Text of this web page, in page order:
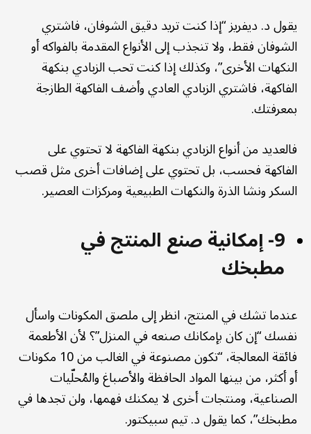
يقول د. ديفريز “إذا كنت تريد دقيق الشوفان، فاشتري
الشوفان فقط، ولا تنجذب إلى الأنواع المقدمة بالفواكه أو
النكهات الأخرى”، وكذلك إذا كنت تحب الزبادي بنكهة
الفاكهة، فاشتري الزبادي العادي وأضف الفاكهة الطازجة
بمعرفتك.
فالعديد من أنواع الزبادي بنكهة الفاكهة لا تحتوي على
الفاكهة فحسب، بل تحتوي على إضافات أخرى مثل قصب
السكر ونشا الذرة والنكهات الطبيعية ومركزات العصير.
9- إمكانية صنع المنتج في
مطبخك
عندما تشك في المنتج، انظر إلى ملصق المكونات واسأل
نفسك “إن كان بإمكانك صنعه في المنزل”؟ لأن الأطعمة
فائقة المعالجة، “تكون مصنوعة في الغالب من 10 مكونات
أو أكثر، من بينها المواد الحافظة والأصباغ والمُحلّيات
الصناعية، ومنتجات أخرى لا يمكنك فهمها، ولن تجدها في
مطبخك”، كما يقول د. تيم سبيكتور.